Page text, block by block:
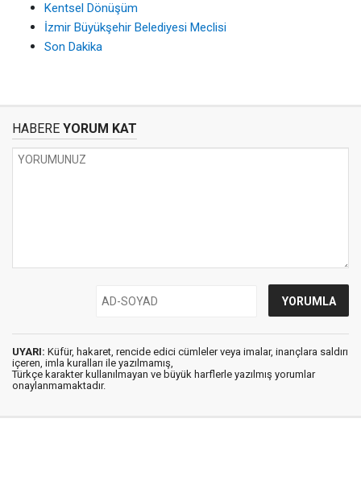
Kentsel Dönüşüm
İzmir Büyükşehir Belediyesi Meclisi
Son Dakika
HABERE YORUM KAT
UYARI: Küfür, hakaret, rencide edici cümleler veya imalar, inançlara saldırı
içeren, imla kuralları ile yazılmamış,
Türkçe karakter kullanılmayan ve büyük harflerle yazılmış yorumlar
onaylanmamaktadır.